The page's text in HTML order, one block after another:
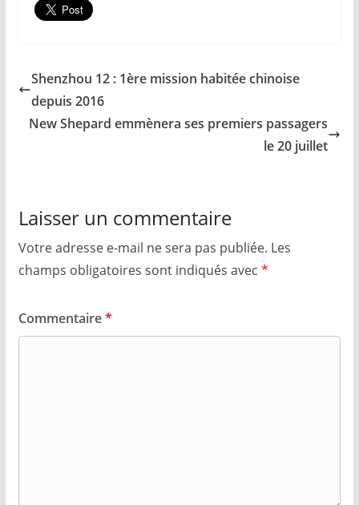
Shenzhou 12 : 1ère mission habitée chinoise
depuis 2016
New Shepard emmènera ses premiers passagers
le 20 juillet
Laisser un commentaire
Votre adresse e-mail ne sera pas publiée. Les
champs obligatoires sont indiqués avec *
Commentaire*